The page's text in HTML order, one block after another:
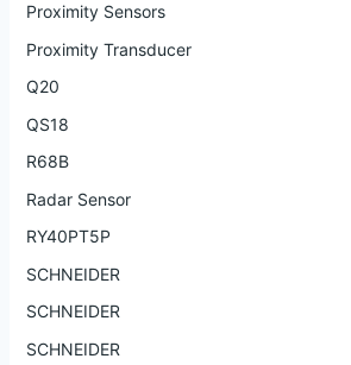
Proximity Sensors
Proximity Transducer
Q20
QS18
R68B
Radar Sensor
RY40PT5P
SCHNEIDER
SCHNEIDER
SCHNEIDER